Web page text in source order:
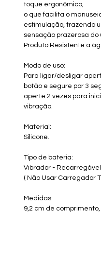
toque ergonômico,
o que facilita o
estimulação, trazendo
sensação prazerosa do
Produto Resistente a
Modo de uso:
Para ligar/desligar
botão e segure por 3
aperte 2 vezes para
vibração.
Material:
Silicone.
Tipo de bateria:
Vibrador - Recarregável
( Não Usar Carregador
Medidas:
9,2 cm de comprimento,